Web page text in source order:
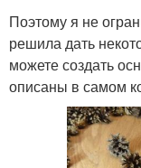
Поэтому я не
решила дать
можете создать
описаны в самом